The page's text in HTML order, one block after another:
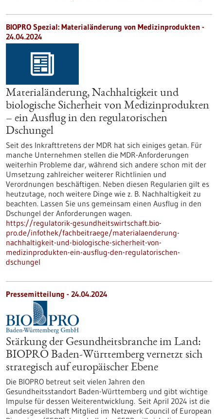
BIOPRO Spezial: Materialänderung von Medizinprodukten -
24.04.2024
Materialänderung, Nachhaltigkeit und
biologische Sicherheit von Medizinprodukten
– ein Ausflug in den regulatorischen
Dschungel
Seit des Inkrafttretens der MDR hat sich einiges getan. Für
manche Unternehmen stellen die MDR-Anforderungen
weiterhin Probleme dar, während sich andere schon mit der
Umsetzung zahlreicher weiterer Richtlinien und
Verordnungen beschäftigen. Neben diesen Regularien gilt es
heutzutage, noch weitere Dinge wie z. B. Nachhaltigkeit zu
beachten. Lassen Sie uns gemeinsam einen Ausflug in den
Dschungel der Anforderungen wagen.
https://regulatorik-gesundheitswirtschaft.bio-
pro.de/infothek/fachbeitraege/materialaenderung-
nachhaltigkeit-und-biologische-sicherheit-von-
medizinprodukten-ein-ausflug-den-regulatorischen-
dschungel
Pressemitteilung - 24.04.2024
Stärkung der Gesundheitsbranche im Land:
BIOPRO Baden-Württemberg vernetzt sich
strategisch auf europäischer Ebene
Die BIOPRO betreut seit vielen Jahren den
Gesundheitsstandort Baden-Württemberg und gibt wichtige
Impulse für dessen Weiterentwicklung. Seit April 2024 ist die
Landesgesellschaft Mitglied im Netzwerk Council of European